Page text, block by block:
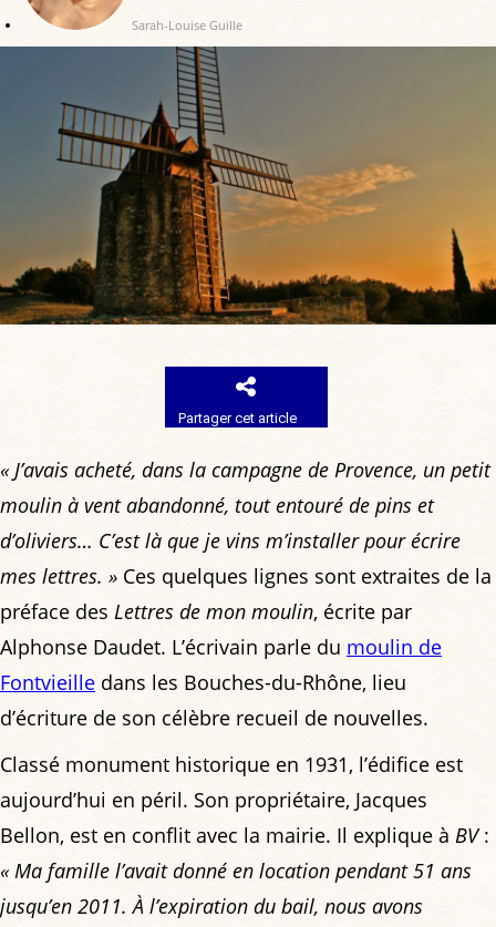
Sarah-Louise Guille
Partager cet article
« J’avais acheté, dans la campagne de Provence, un petit
moulin à vent abandonné, tout entouré de pins et
d’oliviers… C’est là que je vins m’installer pour écrire
mes lettres. » Ces quelques lignes sont extraites de la
préface des Lettres de mon moulin, écrite par
Alphonse Daudet. L’écrivain parle du moulin de
Fontvieille dans les Bouches-du-Rhône, lieu
d’écriture de son célèbre recueil de nouvelles.
Classé monument historique en 1931, l’édifice est
aujourd’hui en péril. Son propriétaire, Jacques
Bellon, est en conflit avec la mairie. Il explique à BV:
« Ma famille l’avait donné en location pendant 51 ans
jusqu’en 2011. À l’expiration du bail, nous avons